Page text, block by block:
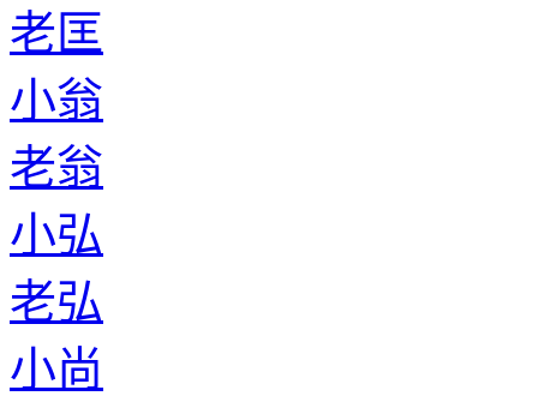
老匡
小翁
老翁
小弘
老弘
小尚